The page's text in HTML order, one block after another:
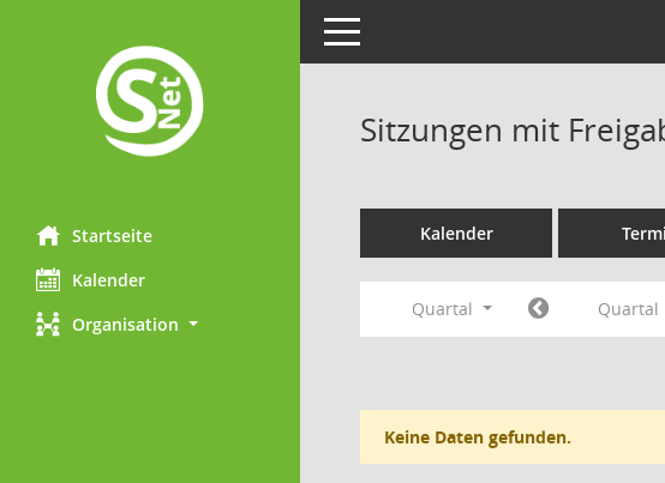
Startseite
Kalender
Organisation
Toggle navigation
Sitzungen mit
Kalender
Quartal Quartal
Keine Daten gefunden.